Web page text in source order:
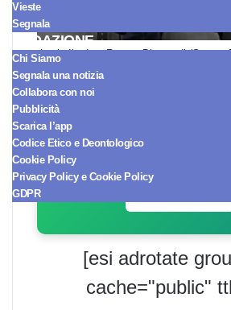
Vieste
Segnala
REDAZIONE
Chi Siamo
Segnala una notizia
Collabora con noi
Pubblicità
Scarica l’app
Codice Etico e Deontologico
Cookie Policy
Privacy Policy e Cookie Policy
GDPR
Lucia Ilardo e Renato Biancardi (Screen
arriva sempre per
[esi adrotate
cache="public"